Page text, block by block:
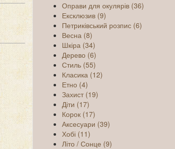
Оправи для окулярів (36)
Ексклюзив (9)
Петриківський розпис (6)
Весна (8)
Шкіра (34)
Дерево (6)
Стиль (55)
Класика (12)
Етно (4)
Захист (19)
Діти (17)
Корок (17)
Аксесуари (39)
Хобі (11)
Літо / Сонце (9)